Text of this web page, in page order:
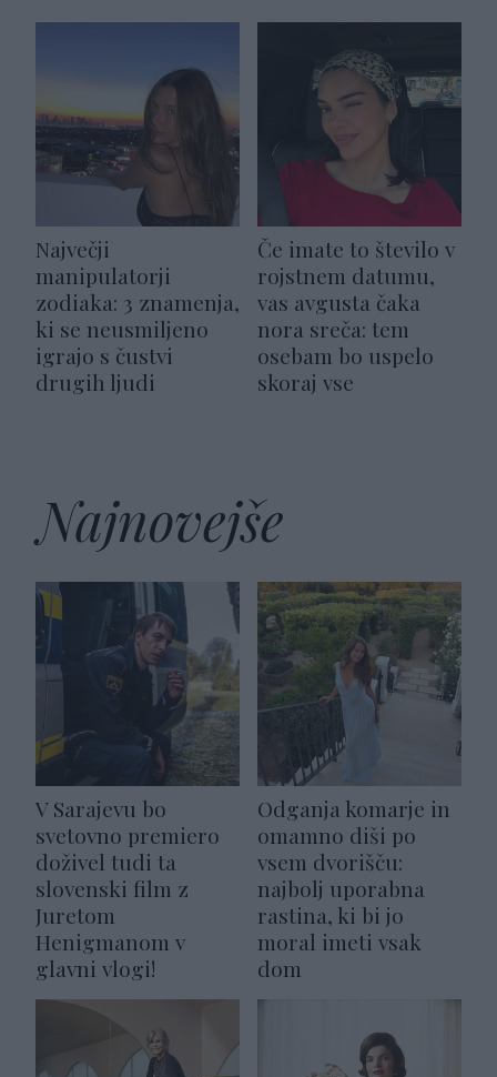
Največji
manipulatorji
zodiaka: 3 znamenja,
ki se neusmiljeno
igrajo s čustvi
drugih ljudi
Če imate to število v
rojstnem datumu,
vas avgusta čaka
nora sreča: tem
osebam bo uspelo
skoraj vse
Najnovejše
V Sarajevu bo
svetovno premiero
doživel tudi ta
slovenski film z
Juretom
Henigmanom v
glavni vlogi!
Odganja komarje in
omamno diši po
vsem dvorišču:
najbolj uporabna
rastina, ki bi jo
moral imeti vsak
dom